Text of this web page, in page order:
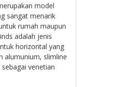
model
sangat menarik
rumah maupun
adalah jenis
horizontal yang
alumunium, slimline
venetian